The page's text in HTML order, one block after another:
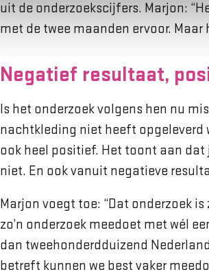
uit de onderzoekscijfers. Marjon:
met de twee maanden ervoor. Maar
Negatief resultaat,
Is het onderzoek volgens hen nu
nachtkleding niet heeft opgeleverd
ook heel positief. Het toont aan
niet. En ook vanuit negatieve
Marjon voegt toe: “Dat onderzoek
zo’n onderzoek meedoet met wél
dan tweehonderdduizend
betreft kunnen we best vaker